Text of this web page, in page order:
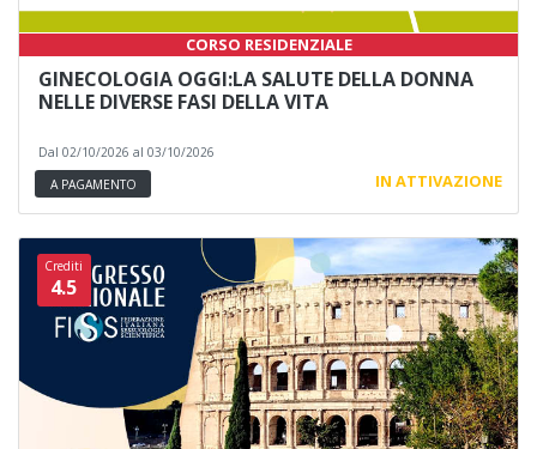
CORSO RESIDENZIALE
GINECOLOGIA OGGI:LA SALUTE DELLA DONNA
NELLE DIVERSE FASI DELLA VITA
Dal 02/10/2026 al 03/10/2026
A PAGAMENTO
IN ATTIVAZIONE
Crediti
4.5